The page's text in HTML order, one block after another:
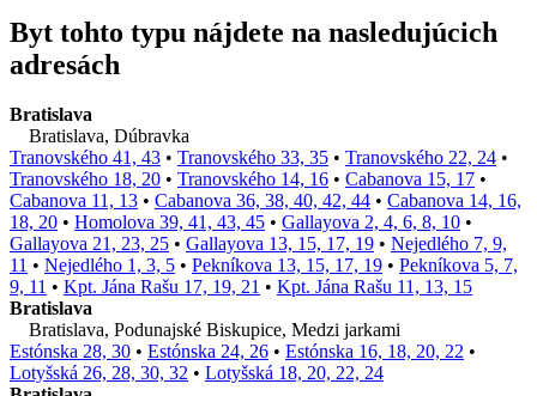
Byt tohto typu nájdete na nasledujúcich
adresách
Bratislava
Bratislava, Dúbravka
Tranovského 41, 43 • Tranovského 33, 35 • Tranovského 22, 24 •
Tranovského 18, 20 • Tranovského 14, 16 • Cabanova 15, 17 •
Cabanova 11, 13 • Cabanova 36, 38, 40, 42, 44 • Cabanova 14, 16,
18, 20 • Homolova 39, 41, 43, 45 • Gallayova 2, 4, 6, 8, 10 •
Gallayova 21, 23, 25 • Gallayova 13, 15, 17, 19 • Nejedlého 7, 9,
11 • Nejedlého 1, 3, 5 • Pekníkova 13, 15, 17, 19 • Pekníkova 5, 7,
9, 11 • Kpt. Jána Rašu 17, 19, 21 • Kpt. Jána Rašu 11, 13, 15
Bratislava
Bratislava, Podunajské Biskupice, Medzi jarkami
Estónska 28, 30 • Estónska 24, 26 • Estónska 16, 18, 20, 22 •
Lotyšská 26, 28, 30, 32 • Lotyšská 18, 20, 22, 24